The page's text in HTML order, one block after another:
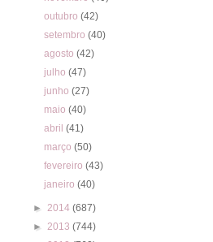
outubro(42)
setembro(40)
agosto(42)
julho(47)
junho(27)
maio(40)
abril(41)
março(50)
fevereiro(43)
janeiro(40)
► 2014 (687)
► 2013 (744)